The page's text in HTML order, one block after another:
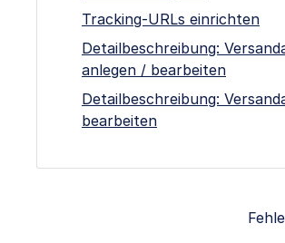
Tracking-URLs einrichten
Detailbeschreibung:
anlegen / bearbeiten
Detailbeschreibung:
bearbeiten